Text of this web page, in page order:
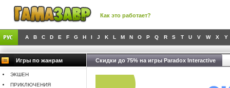
Как это работает?
A B C D E F G H I J K L M N O P Q R S T U V W X Y
Игры по жанрам
ЭКШЕН
ПРИКЛЮЧЕНИЯ
Скидки до 75% на игры Paradox Interactive